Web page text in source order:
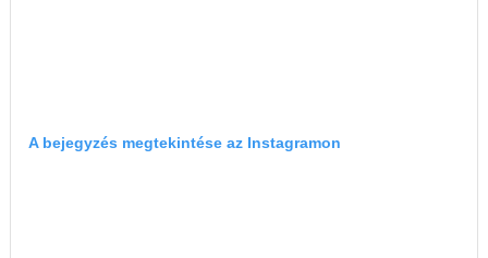
A bejegyzés megtekintése az Instagramon